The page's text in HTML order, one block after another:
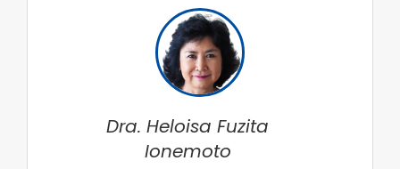
Dra. Heloisa Fuzita
Ionemoto